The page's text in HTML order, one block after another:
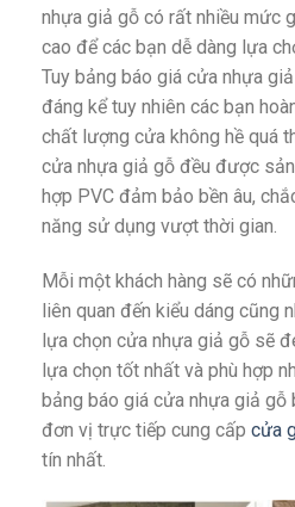
nhựa giả gỗ có rất nhiều mức
cao để các bạn dễ dàng lựa
Tuy bảng báo giá cửa nhựa
đáng kể tuy nhiên các bạn
chất lượng cửa không hề quá
cửa nhựa giả gỗ đều được
hợp PVC đảm bảo bền âu,
năng sử dụng vượt thời gian.
Mỗi một khách hàng sẽ có
liên quan đến kiểu dáng cũng
lựa chọn cửa nhựa giả gỗ sẽ
lựa chọn tốt nhất và phù hợp
bảng báo giá cửa nhựa giả gỗ
đơn vị trực tiếp cung cấp cửa
tín nhất.